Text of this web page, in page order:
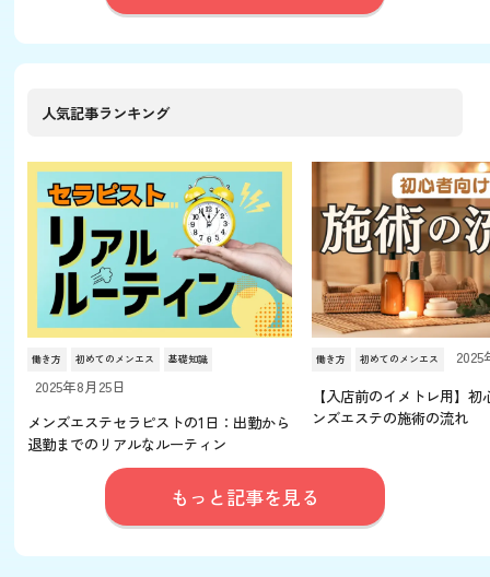
人気記事ランキング
働き方 初めてのメンエス 基礎知識
2025年8月25日
メンズエステセラピストの1日：出勤から
退勤までのリアルなルーティン
働き方 初めてのメンエス 2025
【入店前のイメトレ用】
ンズエステの施術の流れ
もっと記事を見る